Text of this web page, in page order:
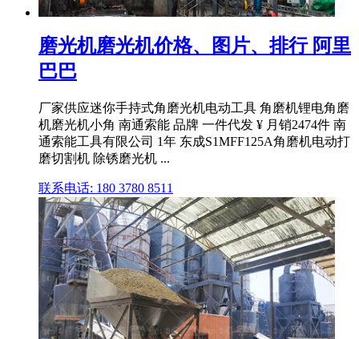
磨光机磨光机价格、图片、排行 阿里
巴巴
厂家供应迷你手持式角磨光机电动工具 角磨机锂电角磨
机磨光机小角 南通索能 品牌 一件代发 ¥ 月销2474件 南
通索能工具有限公司 1年 东成S1MFF125A角磨机电动打
磨切割机 除锈磨光机 ...
联系电话: 180 3780 8511